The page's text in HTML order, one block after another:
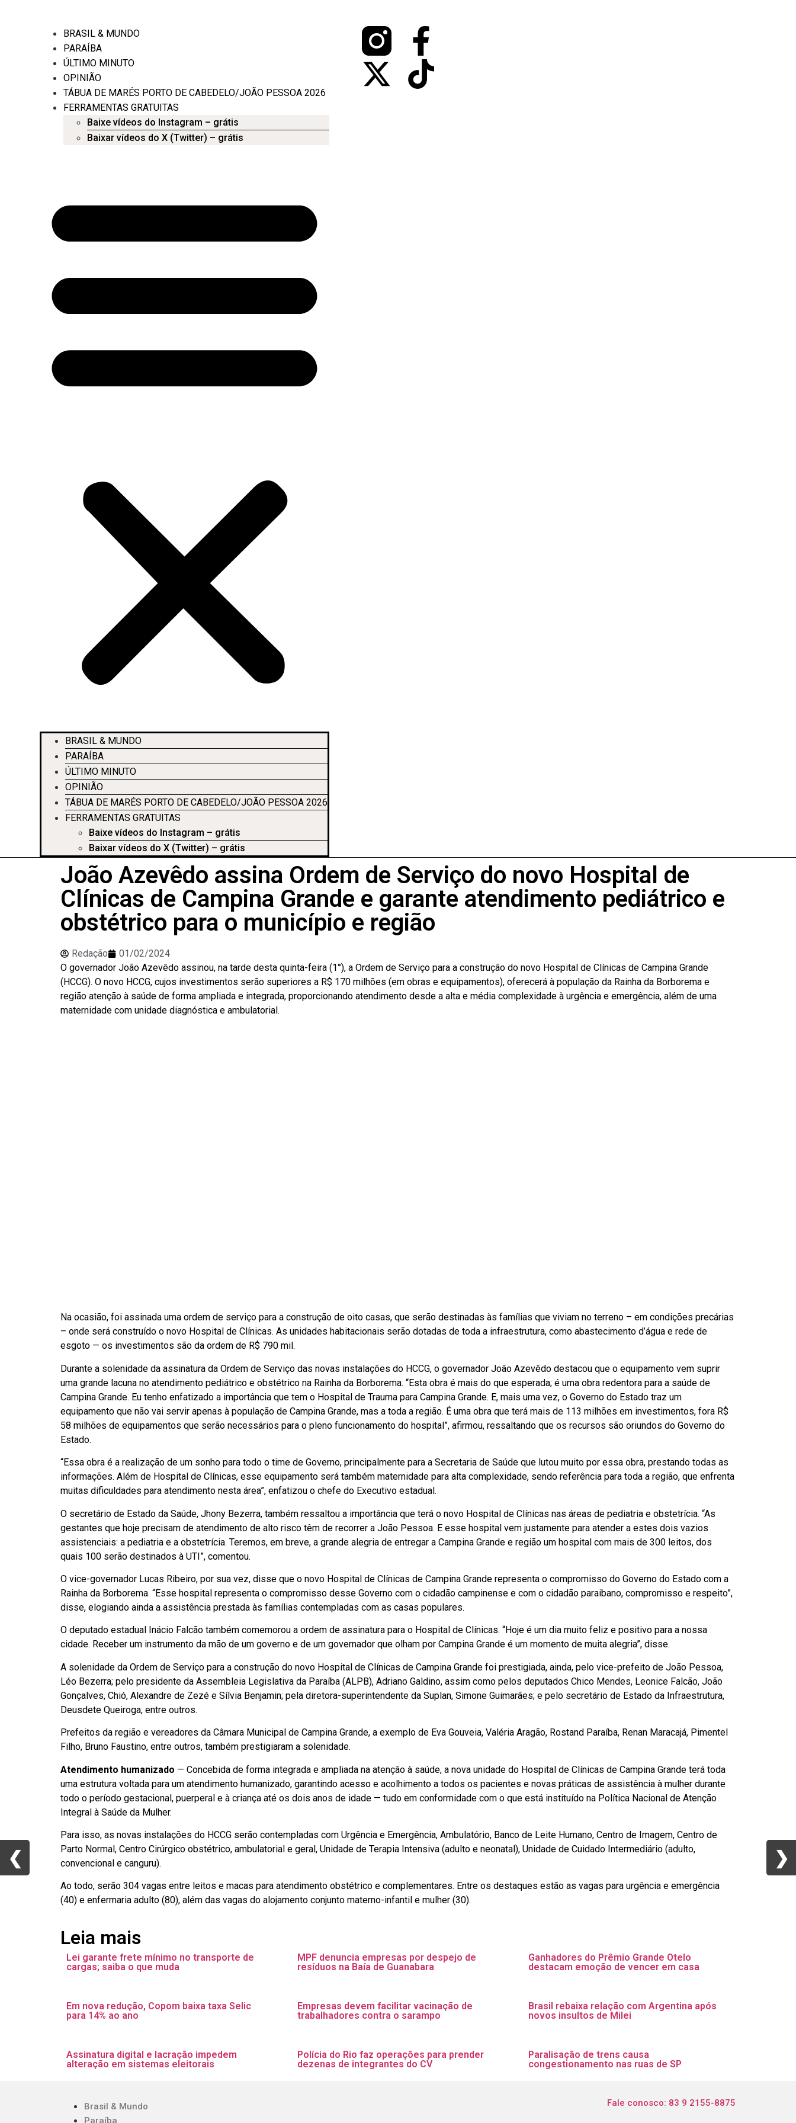
BRASIL & MUNDO
PARAÍBA
ÚLTIMO MINUTO
OPINIÃO
TÁBUA DE MARÉS PORTO DE CABEDELO/JOÃO PESSOA 2026
FERRAMENTAS GRATUITAS
Baixe vídeos do Instagram – grátis
Baixar vídeos do X (Twitter) – grátis
BRASIL & MUNDO
PARAÍBA
ÚLTIMO MINUTO
OPINIÃO
TÁBUA DE MARÉS PORTO DE CABEDELO/JOÃO PESSOA 2026
FERRAMENTAS GRATUITAS
Baixe vídeos do Instagram – grátis
Baixar vídeos do X (Twitter) – grátis
João Azevêdo assina Ordem de Serviço do novo Hospital de
Clínicas de Campina Grande e garante atendimento pediátrico e
obstétrico para o município e região
Redação
01/02/2024
O governador João Azevêdo assinou, na tarde desta quinta-feira (1°), a Ordem de Serviço para a construção do novo Hospital de Clínicas de Campina Grande
(HCCG). O novo HCCG, cujos investimentos serão superiores a R$ 170 milhões (em obras e equipamentos), oferecerá à população da Rainha da Borborema e
região atenção à saúde de forma ampliada e integrada, proporcionando atendimento desde a alta e média complexidade à urgência e emergência, além de uma
maternidade com unidade diagnóstica e ambulatorial.
Na ocasião, foi assinada uma ordem de serviço para a construção de oito casas, que serão destinadas às famílias que viviam no terreno – em condições precárias
– onde será construído o novo Hospital de Clínicas. As unidades habitacionais serão dotadas de toda a infraestrutura, como abastecimento d’água e rede de
esgoto — os investimentos são da ordem de R$ 790 mil.
Durante a solenidade da assinatura da Ordem de Serviço das novas instalações do HCCG, o governador João Azevêdo destacou que o equipamento vem suprir
uma grande lacuna no atendimento pediátrico e obstétrico na Rainha da Borborema. “Esta obra é mais do que esperada; é uma obra redentora para a saúde de
Campina Grande. Eu tenho enfatizado a importância que tem o Hospital de Trauma para Campina Grande. E, mais uma vez, o Governo do Estado traz um
equipamento que não vai servir apenas à população de Campina Grande, mas a toda a região. É uma obra que terá mais de 113 milhões em investimentos, fora R$
58 milhões de equipamentos que serão necessários para o pleno funcionamento do hospital”, afirmou, ressaltando que os recursos são oriundos do Governo do
Estado.
“Essa obra é a realização de um sonho para todo o time de Governo, principalmente para a Secretaria de Saúde que lutou muito por essa obra, prestando todas as
informações. Além de Hospital de Clínicas, esse equipamento será também maternidade para alta complexidade, sendo referência para toda a região, que enfrenta
muitas dificuldades para atendimento nesta área”, enfatizou o chefe do Executivo estadual.
O secretário de Estado da Saúde, Jhony Bezerra, também ressaltou a importância que terá o novo Hospital de Clínicas nas áreas de pediatria e obstetrícia. “As
gestantes que hoje precisam de atendimento de alto risco têm de recorrer a João Pessoa. E esse hospital vem justamente para atender a estes dois vazios
assistenciais: a pediatria e a obstetrícia. Teremos, em breve, a grande alegria de entregar a Campina Grande e região um hospital com mais de 300 leitos, dos
quais 100 serão destinados à UTI”, comentou.
O vice-governador Lucas Ribeiro, por sua vez, disse que o novo Hospital de Clínicas de Campina Grande representa o compromisso do Governo do Estado com a
Rainha da Borborema. “Esse hospital representa o compromisso desse Governo com o cidadão campinense e com o cidadão paraibano, compromisso e respeito”,
disse, elogiando ainda a assistência prestada às famílias contempladas com as casas populares.
O deputado estadual Inácio Falcão também comemorou a ordem de assinatura para o Hospital de Clínicas. “Hoje é um dia muito feliz e positivo para a nossa
cidade. Receber um instrumento da mão de um governo e de um governador que olham por Campina Grande é um momento de muita alegria”, disse.
A solenidade da Ordem de Serviço para a construção do novo Hospital de Clínicas de Campina Grande foi prestigiada, ainda, pelo vice-prefeito de João Pessoa,
Léo Bezerra; pelo presidente da Assembleia Legislativa da Paraíba (ALPB), Adriano Galdino, assim como pelos deputados Chico Mendes, Leonice Falcão, João
Gonçalves, Chió, Alexandre de Zezé e Sílvia Benjamin; pela diretora-superintendente da Suplan, Simone Guimarães; e pelo secretário de Estado da Infraestrutura,
Deusdete Queiroga, entre outros.
Prefeitos da região e vereadores da Câmara Municipal de Campina Grande, a exemplo de Eva Gouveia, Valéria Aragão, Rostand Paraíba, Renan Maracajá, Pimentel
Filho, Bruno Faustino, entre outros, também prestigiaram a solenidade.
Atendimento humanizado — Concebida de forma integrada e ampliada na atenção à saúde, a nova unidade do Hospital de Clínicas de Campina Grande terá toda
uma estrutura voltada para um atendimento humanizado, garantindo acesso e acolhimento a todos os pacientes e novas práticas de assistência à mulher durante
todo o período gestacional, puerperal e à criança até os dois anos de idade — tudo em conformidade com o que está instituído na Política Nacional de Atenção
Integral à Saúde da Mulher.
Para isso, as novas instalações do HCCG serão contempladas com Urgência e Emergência, Ambulatório, Banco de Leite Humano, Centro de Imagem, Centro de
Parto Normal, Centro Cirúrgico obstétrico, ambulatorial e geral, Unidade de Terapia Intensiva (adulto e neonatal), Unidade de Cuidado Intermediário (adulto,
convencional e canguru).
Ao todo, serão 304 vagas entre leitos e macas para atendimento obstétrico e complementares. Entre os destaques estão as vagas para urgência e emergência
(40) e enfermaria adulto (80), além das vagas do alojamento conjunto materno-infantil e mulher (30).
Leia mais
Lei garante frete mínimo no transporte de
cargas; saiba o que muda
MPF denuncia empresas por despejo de
resíduos na Baía de Guanabara
Ganhadores do Prêmio Grande Otelo
destacam emoção de vencer em casa
Em nova redução, Copom baixa taxa Selic
para 14% ao ano
Empresas devem facilitar vacinação de
trabalhadores contra o sarampo
Brasil rebaixa relação com Argentina após
novos insultos de Milei
Assinatura digital e lacração impedem
alteração em sistemas eleitorais
Polícia do Rio faz operações para prender
dezenas de integrantes do CV
Paralisação de trens causa
congestionamento nas ruas de SP
Brasil & Mundo
Paraíba
Fale conosco: 83 9 2155-8875
❮ ❯
❮ ❯